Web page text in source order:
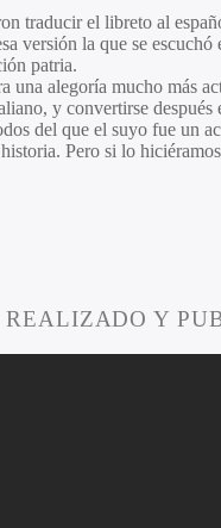
traducir el libreto al
versión la que se
patria.
una alegoría mucho más
y convertirse
del que el suyo fue un
Pero si lo
Y